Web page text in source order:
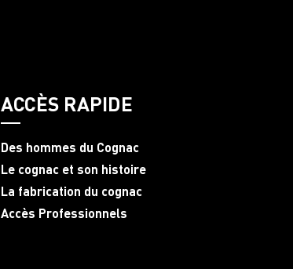
ACCÈS RAPIDE
Des hommes du Cognac
Le cognac et son histoire
La fabrication du cognac
Accès Professionnels